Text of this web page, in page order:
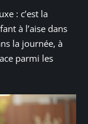
: c’est la
à l’aise dans
la journée, à
parmi les